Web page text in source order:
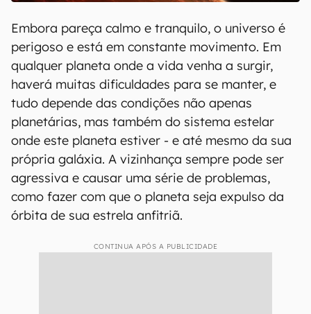
Embora pareça calmo e tranquilo, o universo é
perigoso e está em constante movimento. Em
qualquer planeta onde a vida venha a surgir,
haverá muitas dificuldades para se manter, e
tudo depende das condições não apenas
planetárias, mas também do sistema estelar
onde este planeta estiver - e até mesmo da sua
própria galáxia. A vizinhança sempre pode ser
agressiva e causar uma série de problemas,
como fazer com que o planeta seja expulso da
órbita de sua estrela anfitriã.
CONTINUA APÓS A PUBLICIDADE